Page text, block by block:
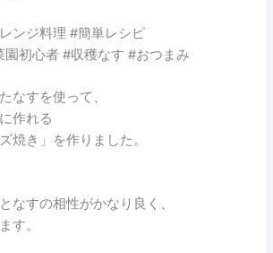
ンジ料理 #簡単レシピ
初心者 #収穫なす #おつまみ
なすを使って、
作れる
焼き」を作りました。
なすの相性がかなり良く、
す。